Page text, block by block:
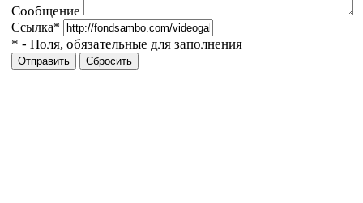
Сообщение
Ссылка*
* - Поля, обязательные для заполнения